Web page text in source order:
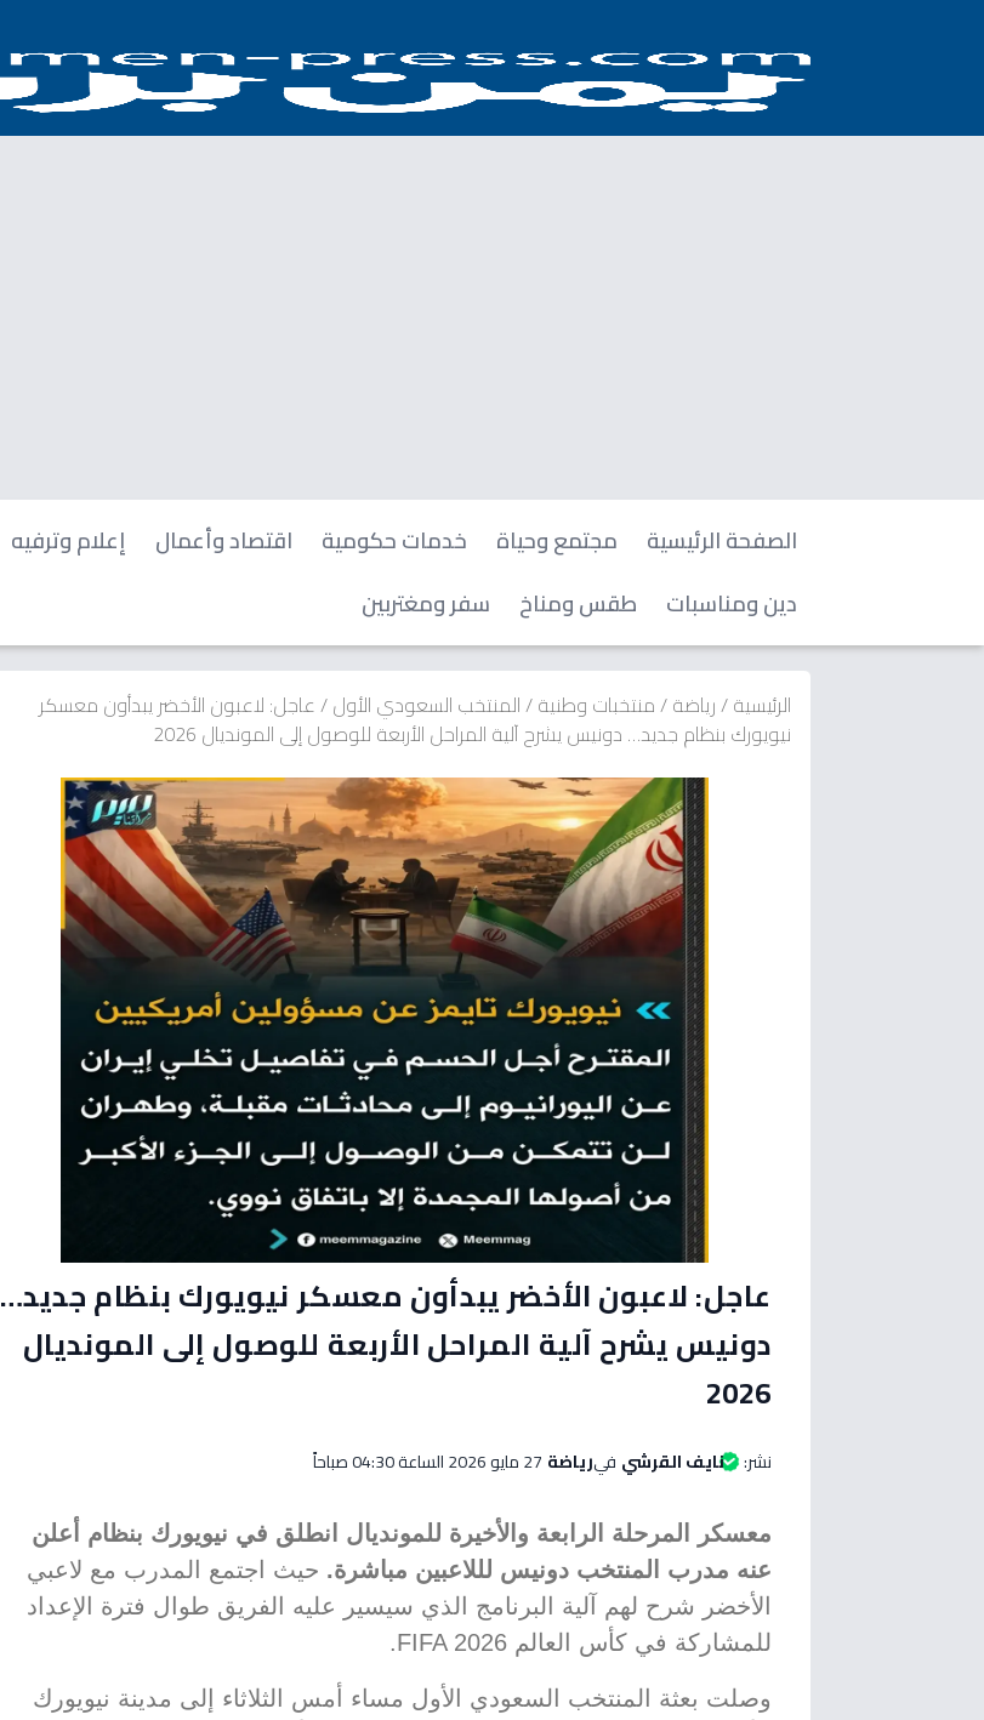
الصفحة الرئيسية مجتمع وحياة خدمات حكومية اقتصاد وأعمال إعلام وترفيه
دين ومناسبات
طقس ومناخ سفر ومغتربين
الرئيسية/رياضة/منتخبات وطنية/المنتخب السعودي الأول/عاجل: لاعبون الأخضر يبدأون معسكر
نيويورك بنظام جديد… دونيس يشرح آلية المراحل الأربعة للوصول إلى المونديال 2026
عاجل: لاعبون الأخضر يبدأون معسكر نيويورك بنظام جديد…
دونيس يشرح آلية المراحل الأربعة للوصول إلى المونديال
2026
نشر: نايف القرشي فيرياضة 27 مايو 2026 الساعة 04:30 صباحاً
معسكر المرحلة الرابعة والأخيرة للمونديال انطلق في نيويورك بنظام أعلن
عنه مدرب المنتخب دونيس لللاعبين مباشرة. حيث اجتمع المدرب مع لاعبي
الأخضر شرح لهم آلية البرنامج الذي سيسير عليه الفريق طوال فترة الإعداد
للمشاركة في كأس العالم FIFA 2026.
وصلت بعثة المنتخب السعودي الأول مساء أمس الثلاثاء إلى مدينة نيويورك